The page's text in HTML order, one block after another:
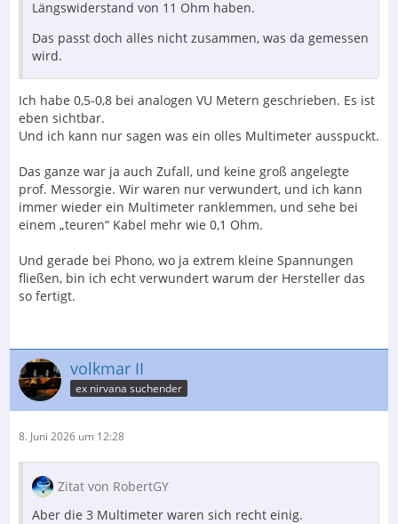
Längswiderstand von 11 Ohm haben.
Das passt doch alles nicht zusammen, was da gemessen
wird.
Ich habe 0,5-0,8 bei analogen VU Metern geschrieben. Es ist
eben sichtbar.
Und ich kann nur sagen was ein olles Multimeter ausspuckt.
Das ganze war ja auch Zufall, und keine groß angelegte
prof. Messorgie. Wir waren nur verwundert, und ich kann
immer wieder ein Multimeter ranklemmen, und sehe bei
einem „teuren“ Kabel mehr wie 0,1 Ohm.
Und gerade bei Phono, wo ja extrem kleine Spannungen
fließen, bin ich echt verwundert warum der Hersteller das
so fertigt.
volkmar II
ex nirvana suchender
8. Juni 2026 um 12:28
Zitat von RobertGY
Aber die 3 Multimeter waren sich recht einig.